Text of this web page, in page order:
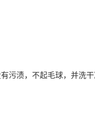
污渍，不起毛球，并洗干